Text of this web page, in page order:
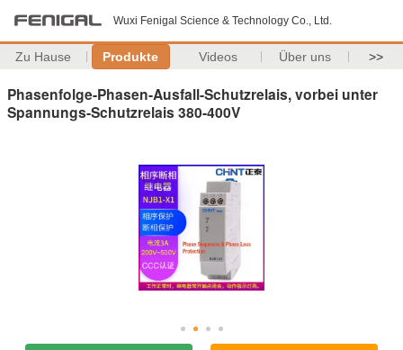
Wuxi Fenigal Science & Technology Co., Ltd.
Zu Hause Produkte Videos Über uns >>
Phasenfolge-Phasen-Ausfall-Schutzrelais, vorbei unter
Spannungs-Schutzrelais 380-400V